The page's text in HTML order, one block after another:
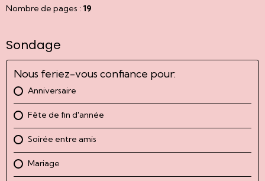
Nombre de pages :19
Sondage
Nous feriez-vous confiance pour:
Anniversaire
Fête de fin d'année
Soirée entre amis
Mariage